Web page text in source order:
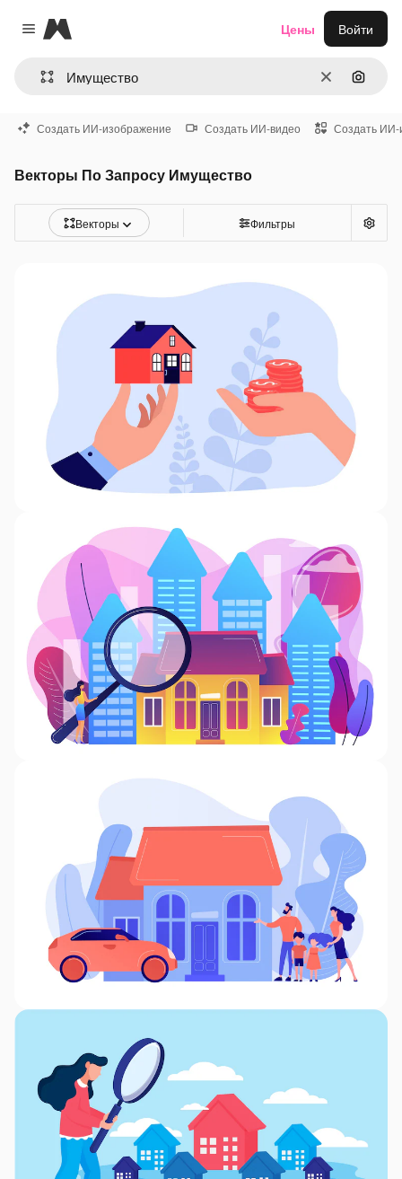
Close menu
Magnific
ОчиститьПоиск
Цены Войти
Создать ИИ-изображение Создать ИИ-видео Создать ИИ-
Векторы По Запросу Имущество
Векторы Фильтры